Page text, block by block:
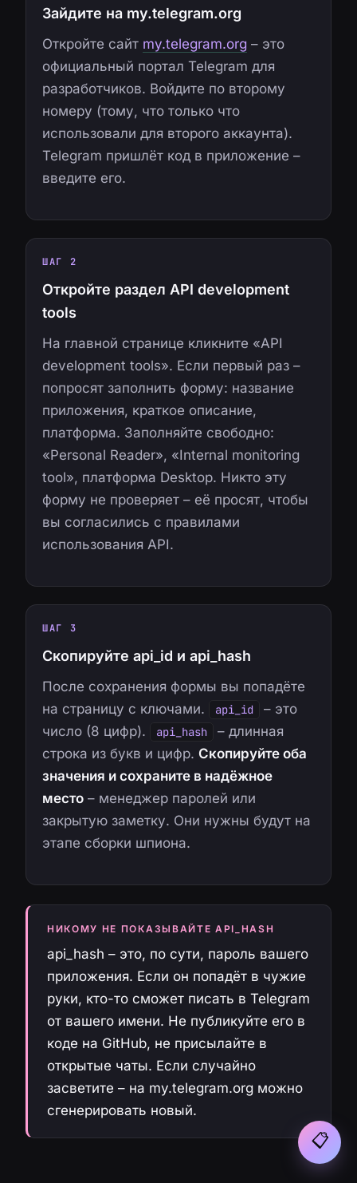
Зайдите на my.telegram.org
Откройте сайт my.telegram.org – это
официальный портал Telegram для
разработчиков. Войдите по второму
номеру (тому, что только что
использовали для второго аккаунта).
Telegram пришлёт код в приложение –
введите его.
ШАГ 2
Откройте раздел API development
tools
На главной странице кликните «API
development tools». Если первый раз –
попросят заполнить форму: название
приложения, краткое описание,
платформа. Заполняйте свободно:
«Personal Reader», «Internal monitoring
tool», платформа Desktop. Никто эту
форму не проверяет – её просят, чтобы
вы согласились с правилами
использования API.
ШАГ 3
Скопируйте api_id и api_hash
После сохранения формы вы попадёте
на страницу с ключами.
api_id
– это
число (8 цифр).
api_hash
– длинная
строка из букв и цифр. Скопируйте оба
значения и сохраните в надёжное
место – менеджер паролей или
закрытую заметку. Они нужны будут на
этапе сборки шпиона.
НИКОМУ НЕ ПОКАЗЫВАЙТЕ API_HASH
api_hash – это, по сути, пароль вашего
приложения. Если он попадёт в чужие
руки, кто-то сможет писать в Telegram
от вашего имени. Не публикуйте его в
коде на GitHub, не присылайте в
открытые чаты. Если случайно
засветите – на my.telegram.org можно
сгенерировать новый.
📋